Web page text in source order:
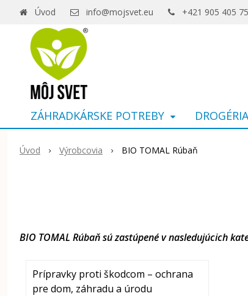
Úvod info@mojsvet.eu +421 905 405
ZÁHRADKÁRSKE POTREBY DROGÉRIA
Úvod Výrobcovia BIO TOMAL Rúbaň
BIO TOMAL Rúbaň sú zastúpené v nasledujúcich
Prípravky proti škodcom – ochrana
pre dom, záhradu a úrodu